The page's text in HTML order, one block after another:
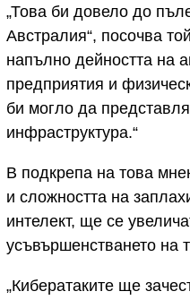
„Това би довело до
Австралия“, посочва
напълно дейността на
предприятия и
би могло да
инфраструктура.“
В подкрепа на това
и сложността на
интелект, ще се
усъвършенстването на
„Кибератаките ще